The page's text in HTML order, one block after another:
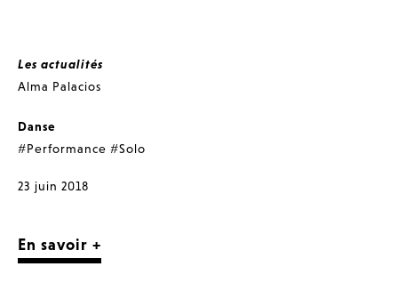
Les actualités
Alma Palacios
Danse
#Performance #Solo
23 juin 2018
En savoir +